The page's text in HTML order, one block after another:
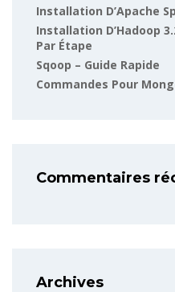
Installation D’Apache
Installation D’Hadoop
Par Étape
Sqoop – Guide Rapide
Commandes Pour
Commentaires
Archives